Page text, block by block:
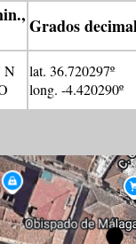
Grados
N
lat. 36.720297º
long. -4.420290º